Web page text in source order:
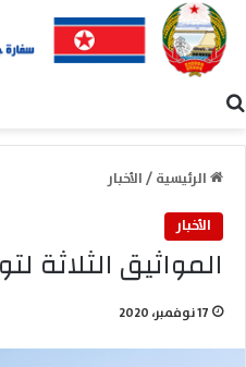
الرئيسية/الأخبار
الأخبار
المواثيق الثلاثة
17 نوفمبر، 2020